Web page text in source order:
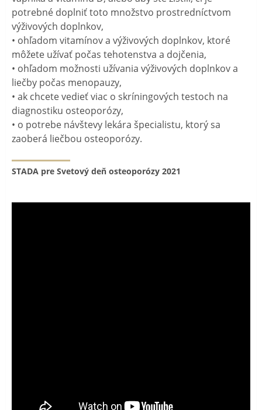
potrebné doplniť toto množstvo prostredníctvom
výživových doplnkov,
• ohľadom vitamínov a výživových doplnkov, ktoré
môžete užívať počas tehotenstva a dojčenia,
• ohľadom možnosti užívania výživových doplnkov a
liečby počas menopauzy,
• ak chcete vedieť viac o skríningových testoch na
diagnostiku osteoporózy,
• o potrebe návštevy lekára špecialistu, ktorý sa
zaoberá liečbou osteoporózy.
STADA pre Svetový deň osteoporózy 2021